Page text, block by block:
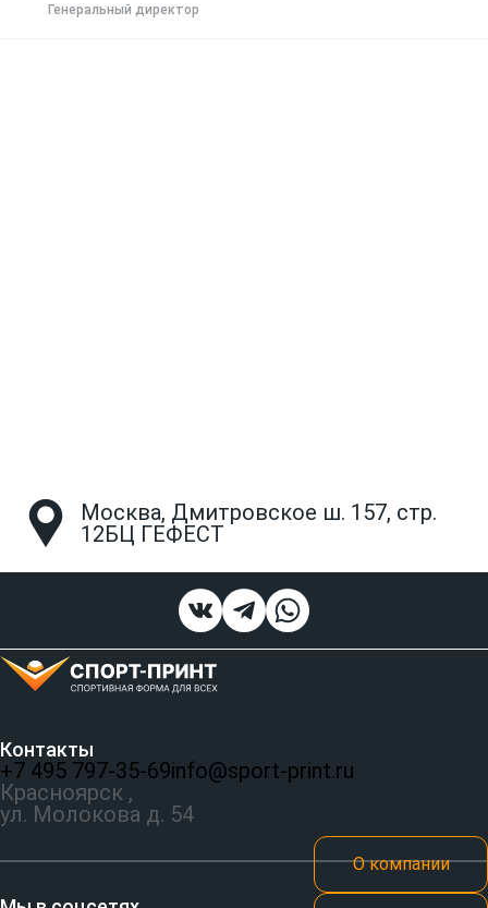
Генеральный директор
Москва, Дмитровское ш. 157, стр.
12БЦ ГЕФЕСТ
Контакты
+7 495 797‑35-69info@sport-print.ru
Красноярск ,
ул. Молокова д. 54
О компании